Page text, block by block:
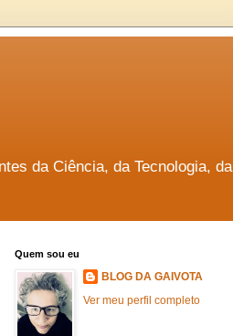
da Ciência, da Tecnologia, da
Quem sou eu
BLOG DA GAIVOTA
Ver meu perfil completo